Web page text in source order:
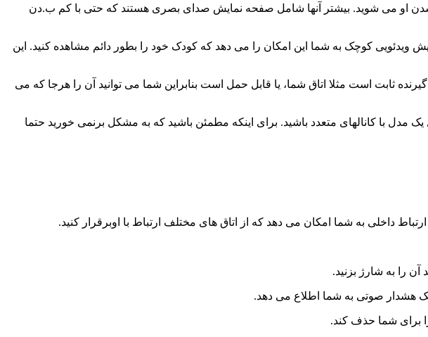
شدن او می شوید. بیشتر آنها شامل صفحه نمایش صدای بصری هستند که حتی با کم ب.دن
ویدئویی کوچک به شما این امکان را می دهد که کودک خود را بطور دائم مشاهده کنید. این
ثابت است مثلا اتاق شما، یا قابل حمل است بنابراین شما می توانید آن را هرجا که می
مدل با کانالهای متعدد باشید. برای اینکه مطمئن باشید که به مشکل برنمی خورید حتما